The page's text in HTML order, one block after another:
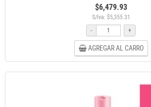
$6,479.93
S/Iva: $5,355.31
-
+
AGREGAR AL CARRO